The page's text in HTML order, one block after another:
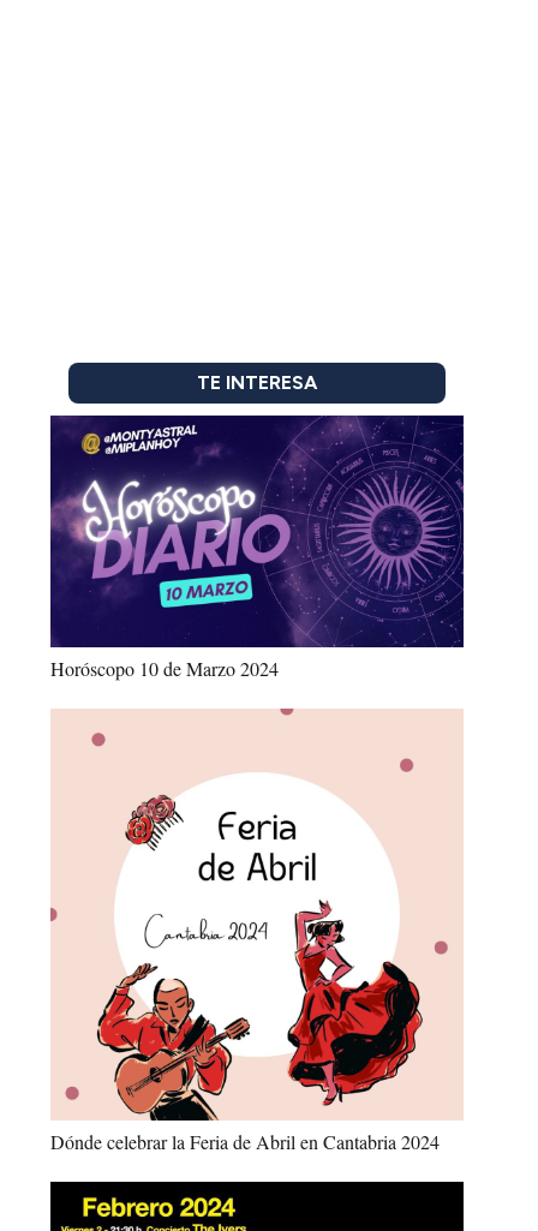
TE INTERESA
Horóscopo 10 de Marzo 2024
Dónde celebrar la Feria de Abril en Cantabria 2024